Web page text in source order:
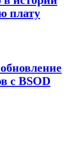
плату
с BSOD